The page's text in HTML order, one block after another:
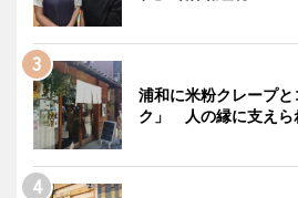
浦和に米粉クレープ
ク」 人の縁に支えら